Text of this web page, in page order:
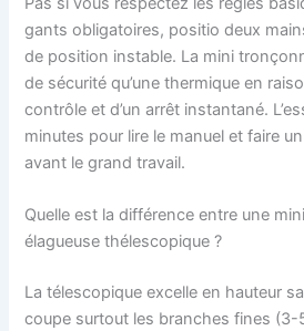
gants obligatoires, positio deux
de position instable. La mini
de sécurité qu’une thermique en
contrôle et d’un arrêt instantané.
minutes pour lire le manuel et faire
avant le grand travail.
Quelle est la différence entre une
élagueuse thélescopique ?
La télescopique excelle en hauteur
coupe surtout les branches fines (3-